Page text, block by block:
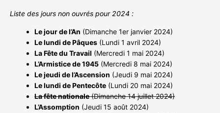
Liste des jours non ouvrés pour 2024 :
Le jour de l’An (Dimanche 1er janvier 2024)
Le lundi de Pâques (Lundi 1 avril 2024)
La Fête du Travail (Mercredi 1 mai 2024)
L’Armistice de 1945 (Mercredi 8 mai 2024)
Le jeudi de l’Ascension (Jeudi 9 mai 2024)
Le lundi de Pentecôte (Lundi 20 mai 2024)
La fête nationale(Dimanche 14 juillet 2024)
L’Assomption (Jeudi 15 août 2024)